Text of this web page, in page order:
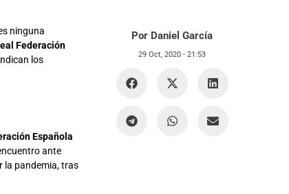
ninguna
Federación
los
Española
ante
la pandemia, tras
Por Daniel García
29 Oct, 2020 - 21:53